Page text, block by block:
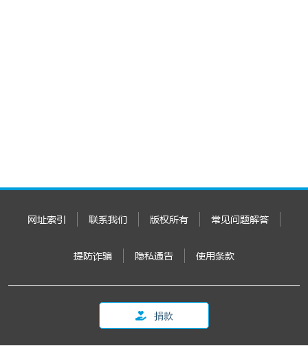
网址索引 联系我们 版权所有 常见问题解答
提防诈骗 隐私通告 使用条款
捐款